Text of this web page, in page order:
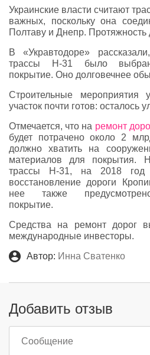
Украинские власти считают
важных, поскольку она
Полтаву и Днепр. Протяжность
В «Укравтодоре»
трассы Н-31 было
покрытие. Оно долговечнее
Строительные мероприятия
участок почти готов: осталось
Отмечается, что на ремонт
будет потрачено около 2
должно хватить на
материалов для покрытия.
трассы Н-31, на 2018 год
восстановление дороги
нее также
покрытие.
Средства на ремонт дорог
международные инвесторы.
Автор: Инна Сватенко
Добавить отзыв